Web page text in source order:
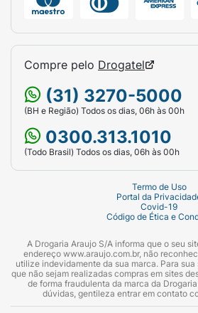
Compre pelo Drogatel
(31) 3270-5000
(BH e Região) Todos os dias, 06h às 00h
0300.313.1010
(Todo Brasil) Todos os dias, 06h às 00h
Termo de Uso
Portal da
Covid-19
Código de Ética e
A Drogaria Araujo S/A informa que o seu
endereço www.araujo.com.br, não
utilize indevidamente da sua marca. Para
que não sejam realizadas compras em sites
de forma fraudulenta da marca da
dúvidas, gentileza entrar em contato